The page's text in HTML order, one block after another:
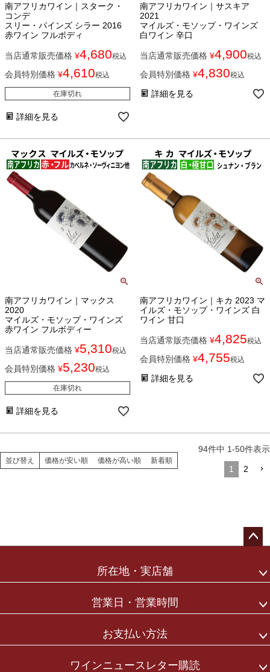
南アフリカワイン｜スターク・
コンデ
スリー・パインズ シラー 2016
赤ワイン フルボディ
当店通常販売価格 ¥4,680税込
会員特別価格 ¥4,610税込
在庫切れ
詳細を見る
南アフリカワイン｜サスキア
2021
マイルズ・モソップ・ワインズ
白ワイン 辛口
当店通常販売価格 ¥4,900税込
会員特別価格 ¥4,830税込
詳細を見る
南アフリカワイン｜マックス
2020
マイルズ・モソップ・ワインズ
赤ワイン フルボディー
当店通常販売価格 ¥5,310税込
会員特別価格 ¥5,230税込
在庫切れ
詳細を見る
南アフリカワイン｜キカ 2023 マ
イルズ・モソップ・ワインズ 白
ワイン 甘口
当店通常販売価格 ¥4,825税込
会員特別価格 ¥4,755税込
詳細を見る
並び替え 価格が安い順 価格が高い順 新着順
94件中 1-50件表示
1 2
所在地・実店舗
営業日・営業時間
お支払い方法
ワインニュースレター購読